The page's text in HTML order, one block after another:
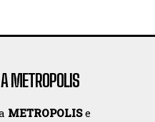
METROPOLIS
METROPOLISe